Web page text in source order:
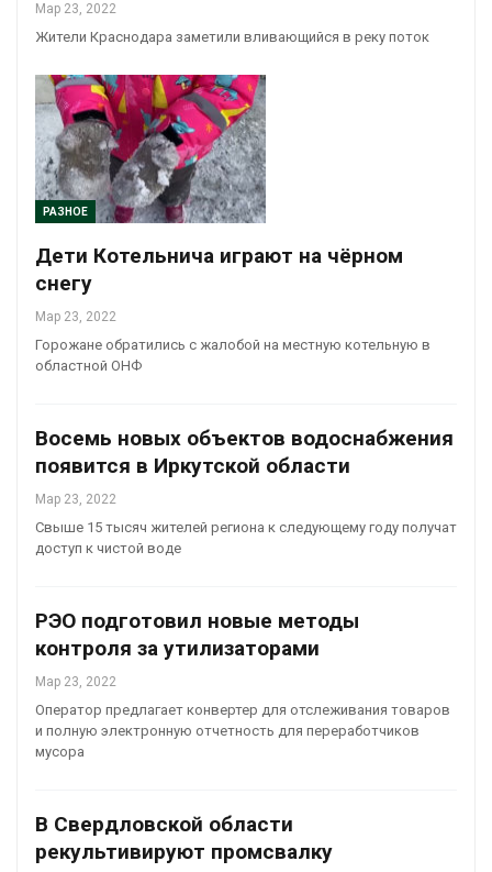
Мар 23, 2022
Жители Краснодара заметили вливающийся в реку поток
РАЗНОЕ
Дети Котельнича играют на чёрном
снегу
Мар 23, 2022
Горожане обратились с жалобой на местную котельную в
областной ОНФ
Восемь новых объектов водоснабжения
появится в Иркутской области
Мар 23, 2022
Свыше 15 тысяч жителей региона к следующему году получат
доступ к чистой воде
РЭО подготовил новые методы
контроля за утилизаторами
Мар 23, 2022
Оператор предлагает конвертер для отслеживания товаров
и полную электронную отчетность для переработчиков
мусора
В Свердловской области
рекультивируют промсвалку